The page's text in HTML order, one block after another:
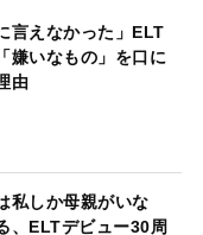
言えなかった」ELT
嫌いなもの」を口に
由
私しか母親がいな
、ELTデビュー30周